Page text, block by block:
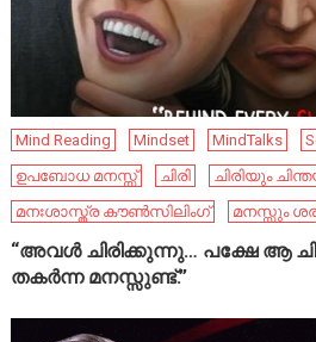
Mind Reading Mindset MindTalks
ഉപബോധ മനസ്സ്
ചിരി ചിരിയും
മനഃശാസ്ത്ര കൗൺസിലിംഗ്
മനസ്സും
“അവൾ ചിരിക്കുന്നു… പക്ഷേ ആ
തകർന്ന മനസ്സുണ്ട്.”